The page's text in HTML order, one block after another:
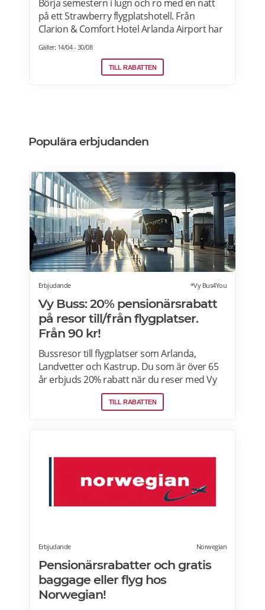
Börja semestern i lugn och ro med en natt
på ett Strawberry flygplatshotell. Från
Clarion & Comfort Hotel Arlanda Airport har
du gångavstånd till terminalerna, och från
transferbuss som endast tar 10 minuter
Gäller: 14/04 - 30/08
TILL RABATTEN
Populära erbjudanden
Erbjudande *Vy Bus4You
Vy Buss: 20% pensionärsrabatt
på resor till/från flygplatser.
Från 90 kr!
Bussresor till flygplatser som Arlanda,
Landvetter och Kastrup. Du som är över 65
år erbjuds 20% rabatt när du reser med Vy
Bus4You och Vy express. Välj kategori senior
i samband med biljettbokning och biljetten
med giltig legitimation. Läs mer om
pensionärsrabatter hos VY här.
TILL RABATTEN
Erbjudande Norwegian
Pensionärsrabatter och gratis
baggage eller flyg hos
Norwegian!